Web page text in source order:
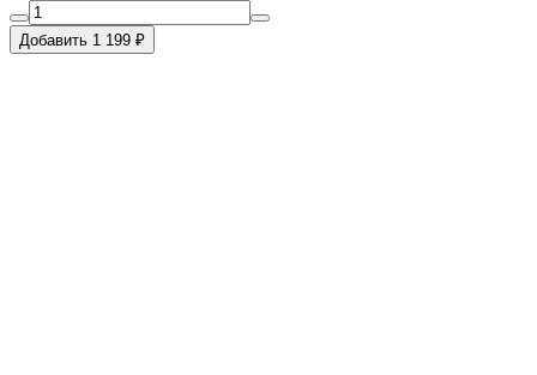
Добавить 1 199 ₽